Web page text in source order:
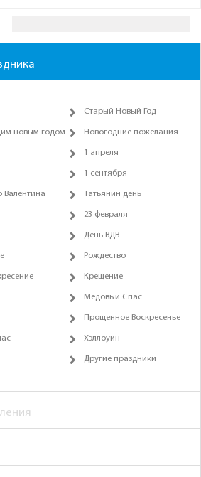
Старый Новый Год
новым годом Новогодние пожелания
1 апреля
1 сентября
Валентина Татьянин день
23 февраля
День ВДВ
Рождество
Крещение
Медовый Спас
Прощенное Воскресенье
Хэллоуин
Другие праздники